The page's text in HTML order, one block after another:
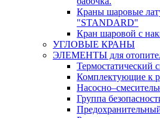
Краны шаровые
"STANDARD"
Кран шаровой с
УГЛОВЫЕ КРАНЫ
ЭЛЕМЕНТЫ для
Термостатический
Комплектующие к
Группа